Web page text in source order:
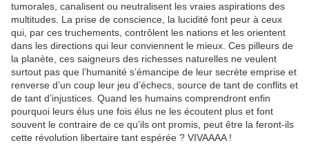
tumorales, canalisent ou neutralisent les vraies aspirations des
multitudes. La prise de conscience, la lucidité font peur à ceux
qui, par ces truchements, contrôlent les nations et les orientent
dans les directions qui leur conviennent le mieux. Ces pilleurs de
la planète, ces saigneurs des richesses naturelles ne veulent
surtout pas que l’humanité s’émancipe de leur secrète emprise et
renverse d’un coup leur jeu d’échecs, source de tant de conflits et
de tant d’injustices. Quand les humains comprendront enfin
pourquoi leurs élus une fois élus ne les écoutent plus et font
souvent le contraire de ce qu’ils ont promis, peut être la feront-ils
cette révolution libertaire tant espérée ? VIVAAAA !